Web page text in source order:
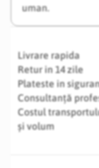
uman.
Livrare rapida
Retur in 14 zile
Plateste in
Consultanță
Costul
și volum